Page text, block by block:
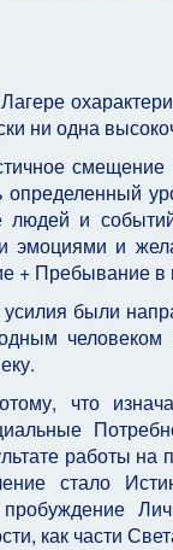
ни одна
определенный
людей и
эмоциями и
+ Пребывание
были
человеком
что
работы на
стало
как части